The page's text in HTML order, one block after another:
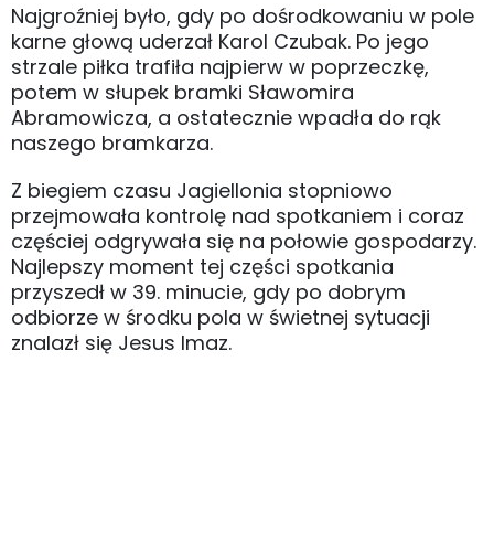
Najgroźniej było, gdy po dośrodkowaniu w pole
karne głową uderzał Karol Czubak. Po jego
strzale piłka trafiła najpierw w poprzeczkę,
potem w słupek bramki Sławomira
Abramowicza, a ostatecznie wpadła do rąk
naszego bramkarza.
Z biegiem czasu Jagiellonia stopniowo
przejmowała kontrolę nad spotkaniem i coraz
częściej odgrywała się na połowie gospodarzy.
Najlepszy moment tej części spotkania
przyszedł w 39. minucie, gdy po dobrym
odbiorze w środku pola w świetnej sytuacji
znalazł się Jesus Imaz.